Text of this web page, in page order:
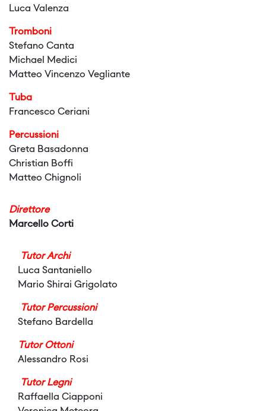
Luca Valenza
Tromboni
Stefano Canta
Michael Medici
Matteo Vincenzo Vegliante
Tuba
Francesco Ceriani
Percussioni
Greta Basadonna
Christian Boffi
Matteo Chignoli
Direttore
Marcello Corti
Tutor Archi
Luca Santaniello
Mario Shirai Grigolato
Tutor Percussioni
Stefano Bardella
Tutor Ottoni
Alessandro Rosi
Tutor Legni
Raffaella Ciapponi